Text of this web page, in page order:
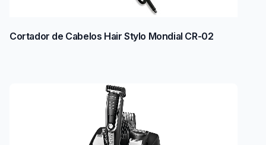
Cortador de Cabelos Hair Stylo Mondial CR-02